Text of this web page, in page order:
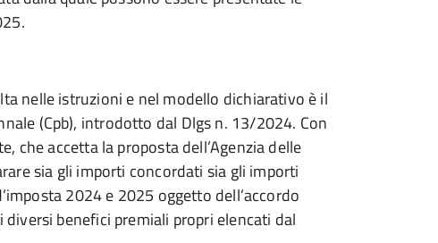
nelle istruzioni e nel modello dichiarativo è il
(Cpb), introdotto dal Dlgs n. 13/2024. Con
che accetta la proposta dell’Agenzia delle
sia gli importi concordati sia gli importi
2024 e 2025 oggetto dell’accordo
benefici premiali propri elencati dal